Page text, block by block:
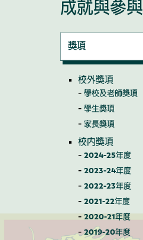
成就與參與
獎項
校外獎項
學校及老師獎項
學生獎項
家長獎項
校內獎項
2024-25年度
2023-24年度
2022-23年度
2021-22年度
2020-21年度
2019-20年度